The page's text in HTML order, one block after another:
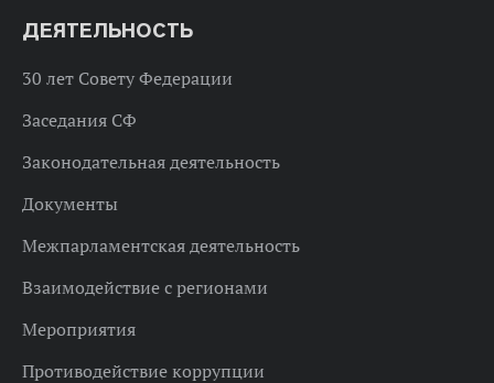
ДЕЯТЕЛЬНОСТЬ
30 лет Совету Федерации
Заседания СФ
Законодательная деятельность
Документы
Межпарламентская деятельность
Взаимодействие с регионами
Мероприятия
Противодействие коррупции